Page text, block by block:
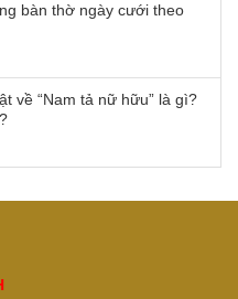
bàn thờ ngày cưới theo
về “Nam tả nữ hữu” là gì?